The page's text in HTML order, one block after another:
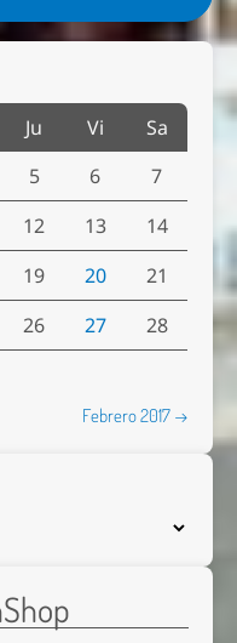
Ju Vi
Sa
5 6
7
12 13
14
19 20
21
26 27
28
Febrero 2017 →